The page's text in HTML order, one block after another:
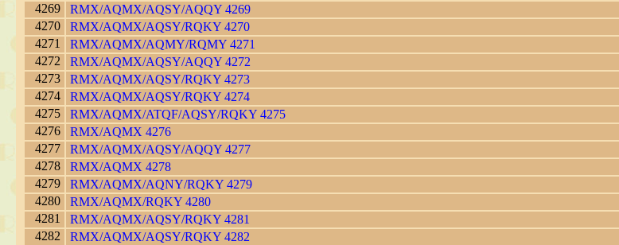
4269
RMX/AQMX/AQSY/AQQY 4269
4270
RMX/AQMX/AQSY/RQKY 4270
4271
RMX/AQMX/AQMY/RQMY 4271
4272
RMX/AQMX/AQSY/AQQY 4272
4273
RMX/AQMX/AQSY/RQKY 4273
4274
RMX/AQMX/AQSY/RQKY 4274
4275
RMX/AQMX/ATQF/AQSY/RQKY 4275
4276
RMX/AQMX 4276
4277
RMX/AQMX/AQSY/AQQY 4277
4278
RMX/AQMX 4278
4279
RMX/AQMX/AQNY/RQKY 4279
4280
RMX/AQMX/RQKY 4280
4281
RMX/AQMX/AQSY/RQKY 4281
4282
RMX/AQMX/AQSY/RQKY 4282